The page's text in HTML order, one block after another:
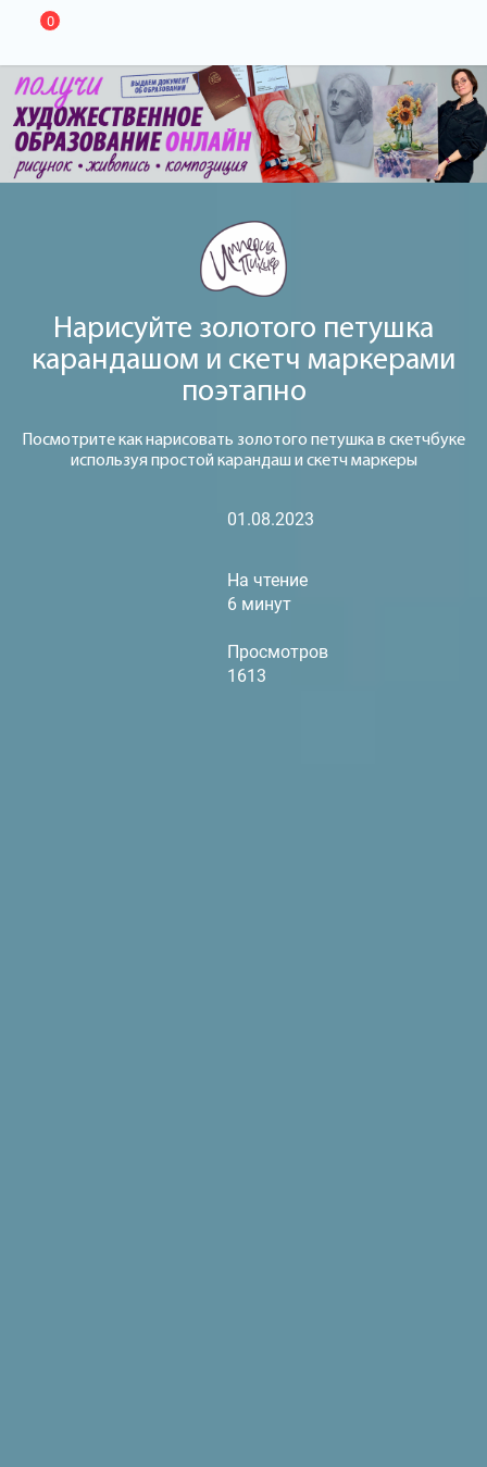
0
Нарисуйте золотого петушка
карандашом и скетч маркерами
поэтапно
Посмотрите как нарисовать золотого петушка в скетчбуке
используя простой карандаш и скетч маркеры
01.08.2023
На чтение
6 минут
Просмотров
1613